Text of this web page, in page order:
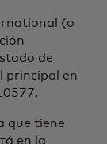
(o
de
principal en
que tiene
en la